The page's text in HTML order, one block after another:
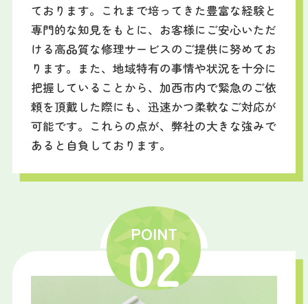
ております。これまで培ってきた豊富な経験と
専門的な知見をもとに、お客様にご安心いただ
ける高品質な修理サービスのご提供に努めてお
ります。また、地域特有の事情や状況を十分に
把握していることから、加西市内で緊急のご依
頼を頂戴した際にも、迅速かつ柔軟なご対応が
可能です。これらの点が、弊社の大きな強みで
あると自負しております。
POINT
02